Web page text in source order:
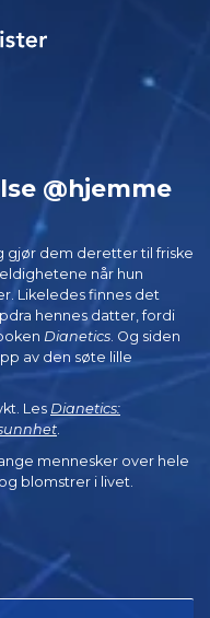
@hjemme
gjør dem deretter til friske
når hun
Likeledes finnes det
hennes datter, fordi
Dianetics . Og siden
av den søte lille
Les Dianetics:
.
mennesker over hele
blomstrer i livet.